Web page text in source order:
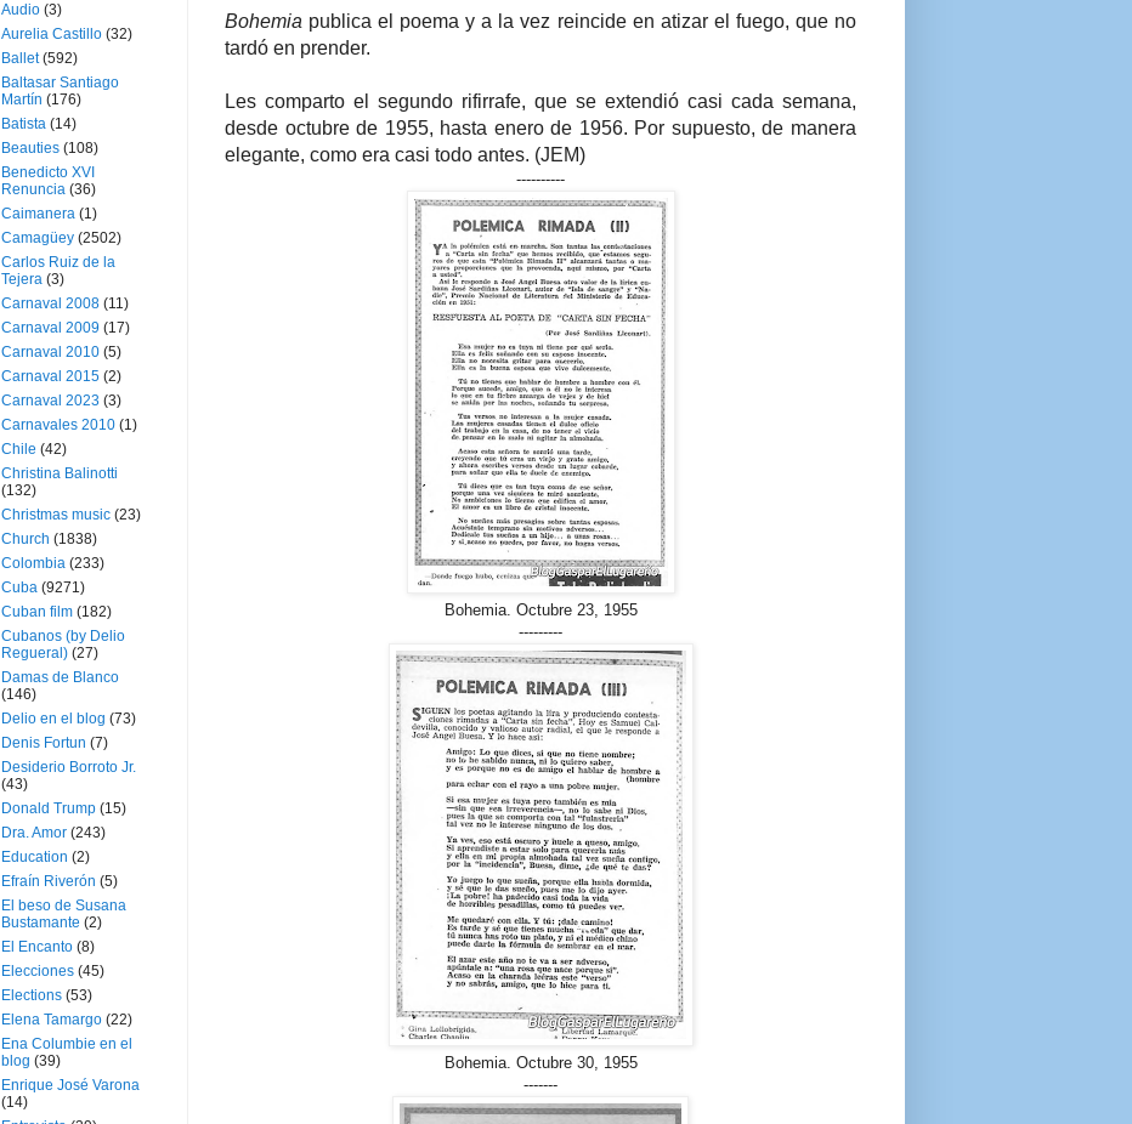
Bohemia publica el poema y a la vez reincide en atizar el fuego, que no
tardó en prender.
Les comparto el segundo rifirrafe, que se extendió casi cada semana,
desde octubre de 1955, hasta enero de 1956. Por supuesto, de manera
elegante, como era casi todo antes. (JEM)
----------
Bohemia. Octubre 23, 1955
---------
Bohemia. Octubre 30, 1955
-------
Audio (3)
Aurelia Castillo (32)
Ballet (592)
Baltasar Santiago
Martín (176)
Batista (14)
Beauties (108)
Benedicto XVI
Renuncia (36)
Caimanera (1)
Camagüey (2502)
Carlos Ruiz de la
Tejera (3)
Carnaval 2008 (11)
Carnaval 2009 (17)
Carnaval 2010 (5)
Carnaval 2015 (2)
Carnaval 2023 (3)
Carnavales 2010 (1)
Chile (42)
Christina Balinotti
(132)
Christmas music (23)
Church (1838)
Colombia (233)
Cuba (9271)
Cuban film (182)
Cubanos (by Delio
Regueral) (27)
Damas de Blanco
(146)
Delio en el blog (73)
Denis Fortun (7)
Desiderio Borroto Jr.
(43)
Donald Trump (15)
Dra. Amor (243)
Education (2)
Efraín Riverón (5)
El beso de Susana
Bustamante (2)
El Encanto (8)
Elecciones (45)
Elections (53)
Elena Tamargo (22)
Ena Columbie en el
blog (39)
Enrique José Varona
(14)